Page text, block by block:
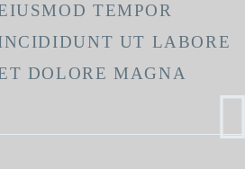
TEMPOR
UT LABORE
DOLORE MAGNA